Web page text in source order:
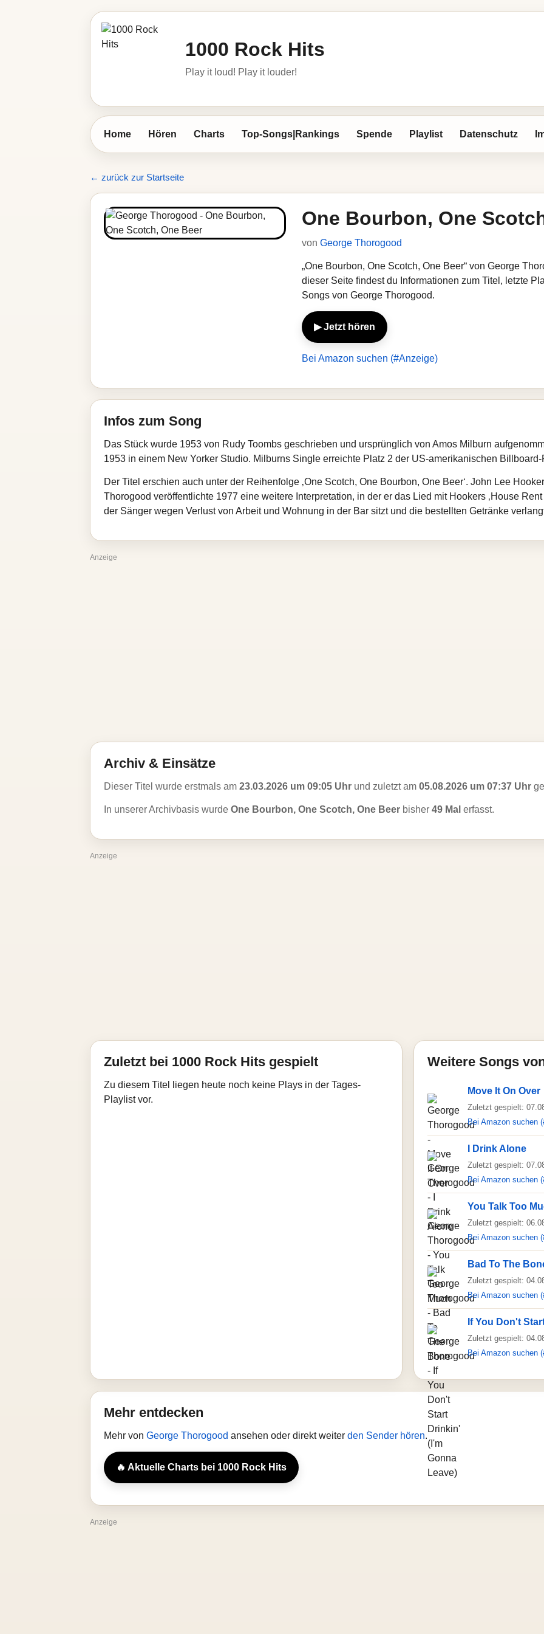
1000 Rock Hits
Play it loud! Play it louder!
Home Hören Charts Top-Songs|Rankings Spende Playlist Datenschutz
← zurück zur Startseite
One Bourbon, One
von George Thorogood
„One Bourbon, One Scotch, One Beer“ von George
dieser Seite findest du Informationen zum Titel, letzte
Songs von George Thorogood.
▶ Jetzt hören
Bei Amazon suchen (#Anzeige)
Infos zum Song
Das Stück wurde 1953 von Rudy Toombs geschrieben und ursprünglich von Amos Milburn
1953 in einem New Yorker Studio. Milburns Single erreichte Platz 2 der US-amerikanischen Billboard-
Der Titel erschien auch unter der Reihenfolge ‚One Scotch, One Bourbon, One Beer‘. John Lee
Thorogood veröffentlichte 1977 eine weitere Interpretation, in der er das Lied mit Hookers ‚House
der Sänger wegen Verlust von Arbeit und Wohnung in der Bar sitzt und die bestellten Getränke
Anzeige
Archiv & Einsätze
Dieser Titel wurde erstmals am 23.03.2026 um 09:05 Uhr und zuletzt am 05.08.2026 um 07:37 Uhr
In unserer Archivbasis wurde One Bourbon, One Scotch, One Beer bisher 49 Mal erfasst.
Anzeige
Zuletzt bei 1000 Rock Hits gespielt
Zu diesem Titel liegen heute noch keine Plays in der Tages-
Playlist vor.
Weitere Songs
Move It On Over
Zuletzt gespielt:
Bei Amazon suchen
I Drink Alone
Zuletzt gespielt:
Bei Amazon suchen
You Talk Too
Zuletzt gespielt:
Bei Amazon suchen
Bad To The
Zuletzt gespielt:
Bei Amazon suchen
If You Don't
Zuletzt gespielt:
Bei Amazon suchen
Mehr entdecken
Mehr von George Thorogood ansehen oder direkt weiter den Sender hören.
🔥 Aktuelle Charts bei 1000 Rock Hits
Anzeige